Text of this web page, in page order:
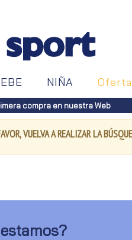
NIÑA
compra en nuestra Web
VUELVA A REALIZAR LA